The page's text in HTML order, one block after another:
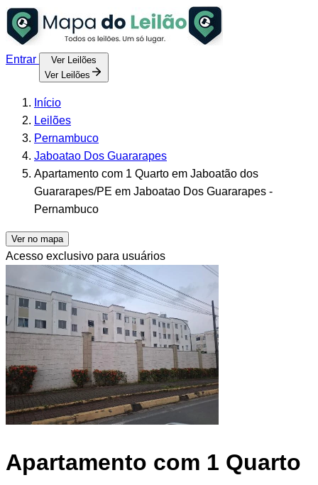
Entrar
Ver Leilões
Ver Leilões
Início
Leilões
Pernambuco
Jaboatao Dos Guararapes
Apartamento com 1 Quarto em Jaboatão dos
Guararapes/PE em Jaboatao Dos Guararapes -
Pernambuco
Ver no mapa
Acesso exclusivo para usuários
Apartamento com 1 Quarto